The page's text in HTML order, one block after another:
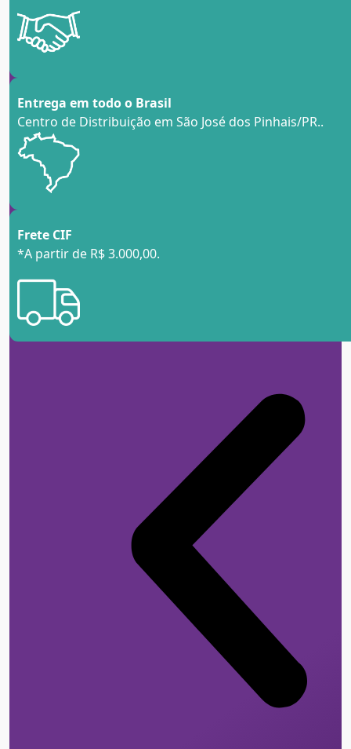
Entrega em todo o Brasil
Centro de Distribuição em São José dos Pinhais/PR..
Frete CIF
*A partir de R$ 3.000,00.